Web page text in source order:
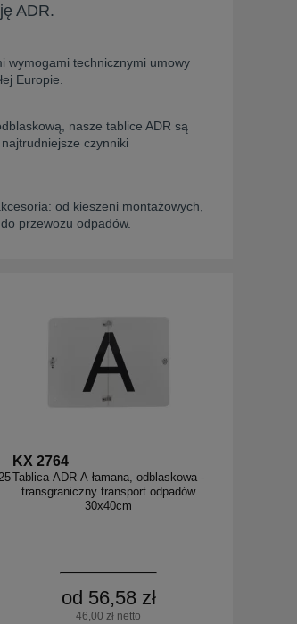
ADR.
wymogami technicznymi umowy
Europie.
nasze tablice ADR są
czynniki
od kieszeni montażowych,
przewozu odpadów.
KX 2764
Tablica ADR A łamana, odblaskowa -
transgraniczny transport odpadów
30x40cm
od 56,58 zł
46,00 zł netto